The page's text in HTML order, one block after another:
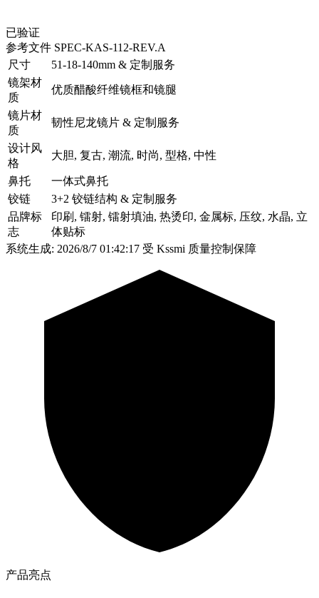
已验证
参考文件 SPEC-KAS-112-REV.A
尺寸
51-18-140mm & 定制服务
镜架材
质
优质醋酸纤维镜框和镜腿
镜片材
质
韧性尼龙镜片 & 定制服务
设计风
格
大胆, 复古, 潮流, 时尚, 型格, 中性
鼻托
一体式鼻托
铰链
3+2 铰链结构 & 定制服务
品牌标
志
印刷, 镭射, 镭射填油, 热烫印, 金属标, 压纹, 水晶, 立
体贴标
系统生成: 2026/8/7 01:42:17 受 Kssmi 质量控制保障
产品亮点